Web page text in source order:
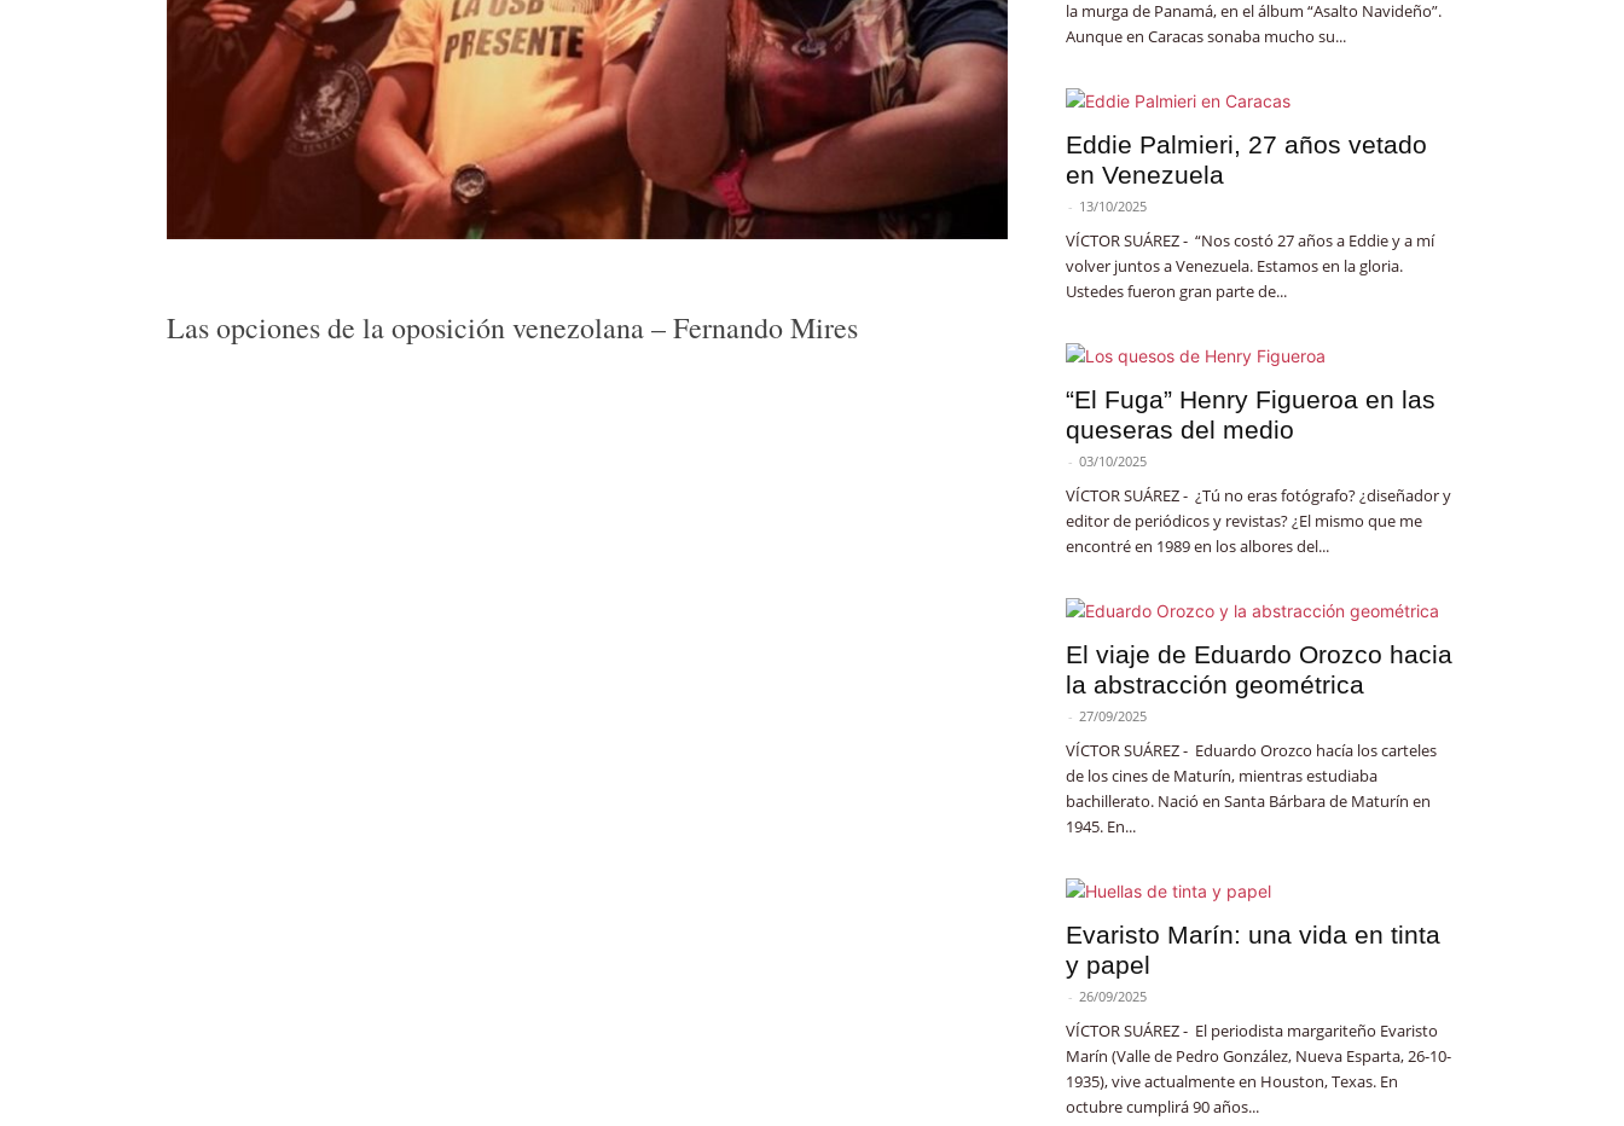
Las opciones de la oposición venezolana – Fernando Mires
la murga de Panamá, en el álbum “Asalto Navideño”.
Aunque en Caracas sonaba mucho su...
Eddie Palmieri, 27 años vetado
en Venezuela
- 13/10/2025
VÍCTOR SUÁREZ - “Nos costó 27 años a Eddie y a mí
volver juntos a Venezuela. Estamos en la gloria.
Ustedes fueron gran parte de...
“El Fuga” Henry Figueroa en las
queseras del medio
- 03/10/2025
VÍCTOR SUÁREZ - ¿Tú no eras fotógrafo? ¿diseñador y
editor de periódicos y revistas? ¿El mismo que me
encontré en 1989 en los albores del...
El viaje de Eduardo Orozco hacia
la abstracción geométrica
- 27/09/2025
VÍCTOR SUÁREZ - Eduardo Orozco hacía los carteles
de los cines de Maturín, mientras estudiaba
bachillerato. Nació en Santa Bárbara de Maturín en
1945. En...
Evaristo Marín: una vida en tinta
y papel
- 26/09/2025
VÍCTOR SUÁREZ - El periodista margariteño Evaristo
Marín (Valle de Pedro González, Nueva Esparta, 26-10-
1935), vive actualmente en Houston, Texas. En
octubre cumplirá 90 años...